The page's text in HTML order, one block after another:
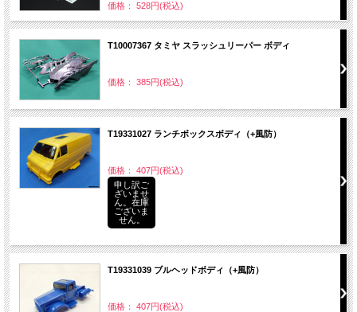
価格： 528円(税込)
T10007367 タミヤ スラッシュリーパー ボディ
価格： 385円(税込)
T19331027 ランチボックスボディ（+風防）
価格： 407円(税込)
申し訳ご
ざいませ
ん。在庫
ございま
せん。
T19331039 ブルヘッドボディ（+風防）
価格： 407円(税込)